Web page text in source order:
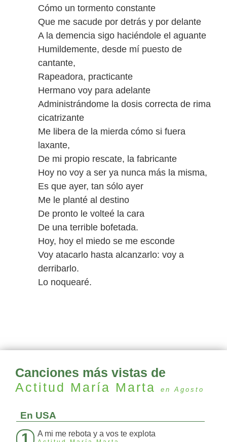
Cómo un tormento constante
Que me sacude por detrás y por delante
A la demencia sigo haciéndole el aguante
Humildemente, desde mí puesto de
cantante,
Rapeadora, practicante
Hermano voy para adelante
Administrándome la dosis correcta de rima
cicatrizante
Me libera de la mierda cómo si fuera
laxante,
De mi propio rescate, la fabricante
Hoy no voy a ser ya nunca más la misma,
Es que ayer, tan sólo ayer
Me le planté al destino
De pronto le volteé la cara
De una terrible bofetada.
Hoy, hoy el miedo se me esconde
Voy atacarlo hasta alcanzarlo: voy a
derribarlo.
Lo noquearé.
Canciones más vistas de
Actitud María Marta
en Agosto
En USA
1 A mi me rebota y a vos te explota